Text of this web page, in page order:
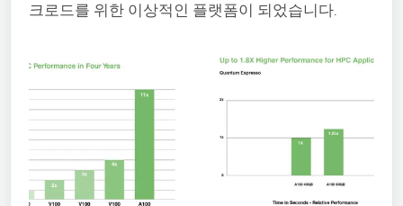
크로드를 위한 이상적인 플랫폼이 되었습니다.